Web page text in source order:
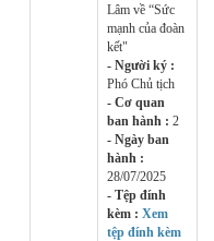
Lâm về “Sức
mạnh của đoàn
kết"
- Người ký :
Phó Chủ tịch
- Cơ quan
ban hành : 2
- Ngày ban
hành :
28/07/2025
- Tệp đính
kèm : Xem
tệp đính kèm